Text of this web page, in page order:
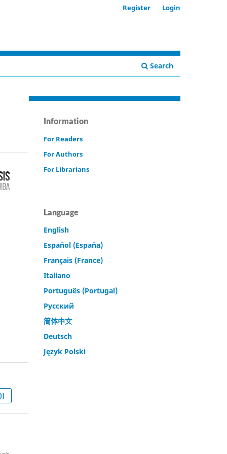
Search
Register Login
Information
For Readers
For Authors
For Librarians
Language
English
Español (España)
Français (France)
Italiano
Português (Portugal)
Русский
简体中文
Deutsch
Język Polski